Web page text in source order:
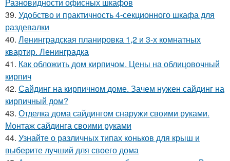
39. Удобство и практичность 4-секционного шкафа для
раздевалки
40. Ленинградская планировка 1,2 и 3-х комнатных
квартир. Ленинградка
41. Как обложить дом кирпичом. Цены на облицовочный
кирпич
42. Сайдинг на кирпичном доме. Зачем нужен сайдинг на
кирпичный дом?
43. Отделка дома сайдингом снаружи своими руками.
Монтаж сайдинга своими руками
44. Узнайте о различных типах коньков для крыш и
выберите лучший для своего дома